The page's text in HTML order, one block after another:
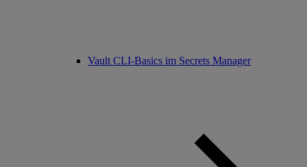
Vault CLI-Basics im Secrets Manager